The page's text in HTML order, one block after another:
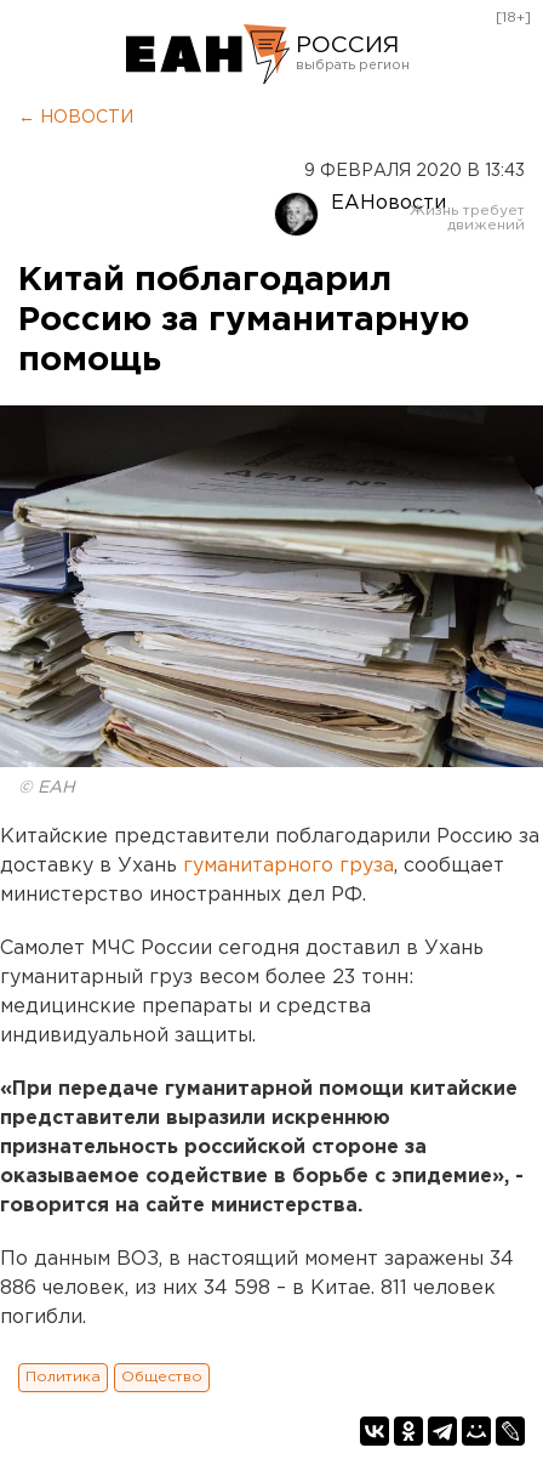
РОССИЯ
Оренбург
[18+]
← НОВОСТИ
9 ФЕВРАЛЯ 2020 В 13:43
ЕАНовости
Китай поблагодарил
Россию за гуманитарную
помощь
© ЕАН
Китайские представители поблагодарили Россию за
доставку в Ухань гуманитарного груза, сообщает
министерство иностранных дел РФ.
Самолет МЧС России сегодня доставил в Ухань
гуманитарный груз весом более 23 тонн:
медицинские препараты и средства
индивидуальной защиты.
«При передаче гуманитарной помощи китайские
представители выразили искреннюю
признательность российской стороне за
оказываемое содействие в борьбе с эпидемие», -
говорится на сайте министерства.
По данным ВОЗ, в настоящий момент заражены 34
886 человек, из них 34 598 – в Китае. 811 человек
погибли.
Политика Общество